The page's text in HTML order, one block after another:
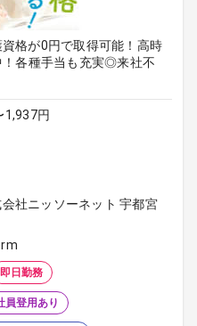
資格が0円で取得可能！高時
各種手当も充実◎来社不
1,937円
社ニッソーネット 宇都宮
即日勤務
員登用あり